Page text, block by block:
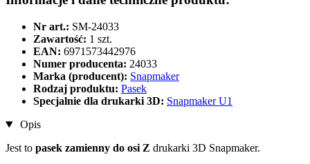
Nr art.: SM-24033
Zawartość: 1 szt.
EAN: 6971573442976
Numer producenta: 24033
Marka (producent): Snapmaker
Rodzaj produktu: Pasek
Specjalnie dla drukarki 3D: Snapmaker U1
Opis
Jest to pasek zamienny do osi Z drukarki 3D Snapmaker.